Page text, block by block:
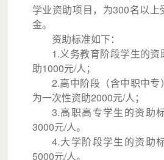
学业资助项目，为300名以上
金。
资助标准如下：
1.义务教育阶段学生的
助1000元/人；
2.高中阶段（含中职中
为一次性资助2000元/人；
3.高职高专学生的资助
3000元/人。
4.大学阶段学生的资助
5000元/人。